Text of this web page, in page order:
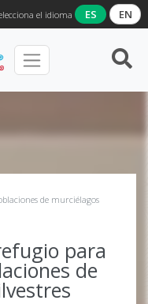
el idioma ES EN
de murciélagos
para
de